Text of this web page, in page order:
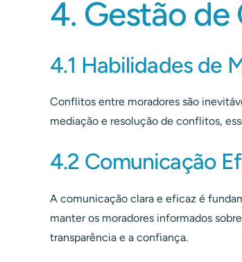
4. Gestão
4.1 Habilidades de
Conflitos entre moradores são
mediação e resolução de conflitos,
4.2 Comunicação
A comunicação clara e eficaz é
manter os moradores informados
transparência e a confiança.